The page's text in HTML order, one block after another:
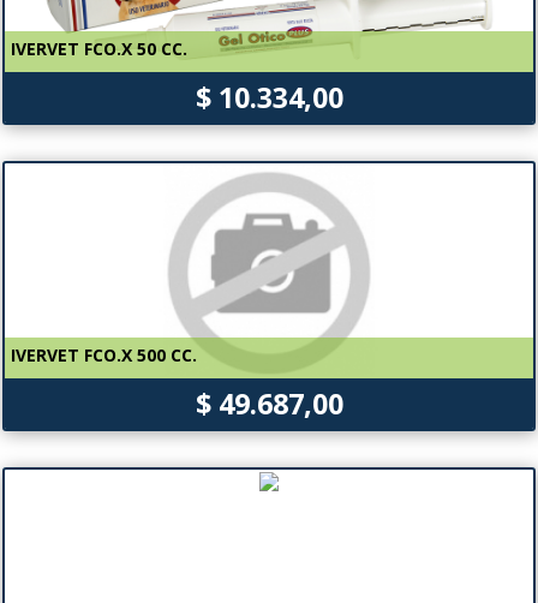
IVERVET FCO.X 50 CC.
$ 10.334,00
IVERVET FCO.X 500 CC.
$ 49.687,00